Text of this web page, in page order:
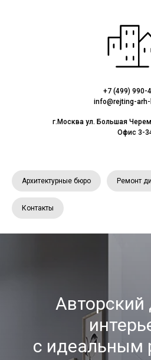
+7 (499) 990-
info@rejting-
г.Москва ул. Большая
Офис 3-
Архитектурные бюро Ремонт
Контакты
Авторский
с идеальным